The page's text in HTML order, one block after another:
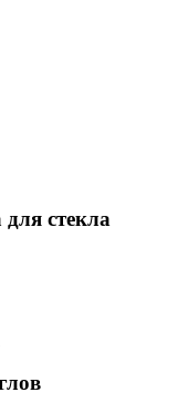
стекла